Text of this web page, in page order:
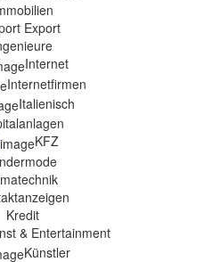
Export
Internet
Internetfirmen
Italienisch
KFZ
Kredit
& Entertainment
Künstler